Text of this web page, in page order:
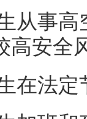
事高
高安
在法